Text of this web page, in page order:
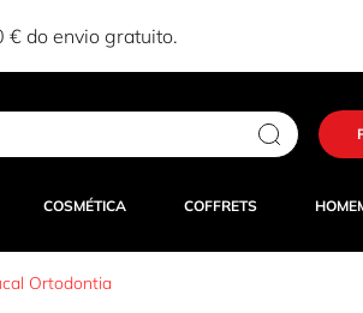
€ do envio gratuito.
COSMÉTICA COFFRETS
Ortodontia